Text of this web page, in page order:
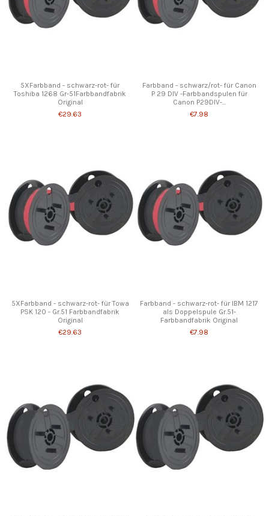
5XFarbband - schwarz-rot- für
Toshiba 1268 Gr-51Farbbandfabrik
Original
€29.63
Farbband - schwarz/rot- für Canon
P 29 DIV -Farbbandspulen für
Canon P29DIV-...
€7.98
5XFarbband - schwarz-rot- für Towa
PSK 120 - Gr.51 Farbbandfabrik
Original
€29.63
Farbband - schwarz-rot- für IBM 1217
als Doppelspule Gr.51-
Farbbandfabrik Original
€7.98